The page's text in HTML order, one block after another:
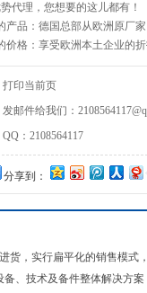
代理，您想要的这儿都有！
产品：德国总部从欧洲原厂
价格：享受欧洲本土企业的
价供应SERA R408.-0.4P/6
打印当前页
发邮件给我们：
QQ：2108564117
分享到：
，实行扁平化的销售模式
、技术及备件整体解决方